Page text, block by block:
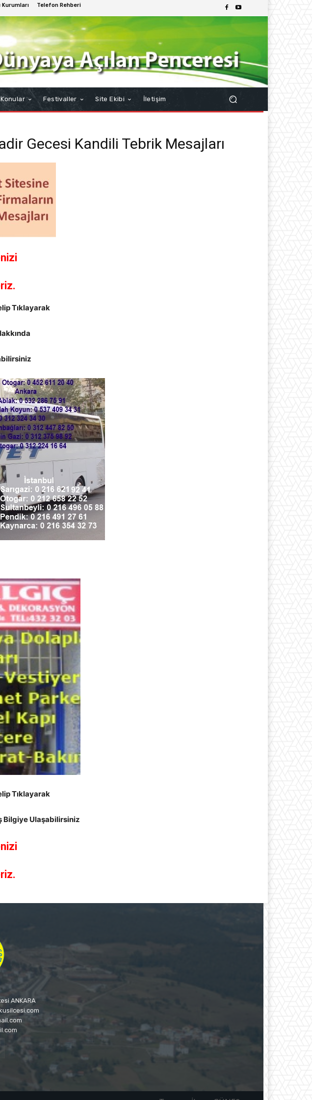
Kurumları
Telefon Rehberi
Festivaller Site Ekibi İletişim
Gecesi Kandili Tebrik Mesajları
Tıklayarak
Tıklayarak
Bilgiye Ulaşabilirsiniz
ANKARA